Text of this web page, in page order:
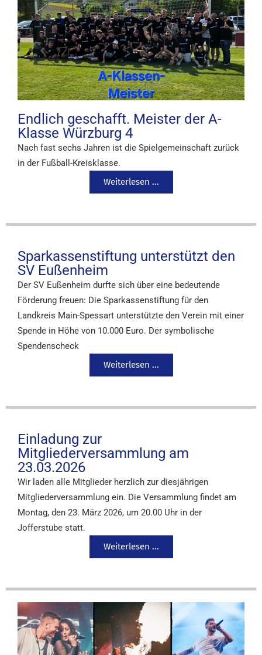
Endlich geschafft. Meister der A-
Klasse Würzburg 4
Nach fast sechs Jahren ist die Spielgemeinschaft zurück
in der Fußball-Kreisklasse.
Weiterlesen ...
Sparkassenstiftung unterstützt den
SV Eußenheim
Der SV Eußenheim durfte sich über eine bedeutende
Förderung freuen: Die Sparkassenstiftung für den
Landkreis Main-Spessart unterstützte den Verein mit einer
Spende in Höhe von 10.000 Euro. Der symbolische
Spendenscheck
Weiterlesen ...
Einladung zur
Mitgliederversammlung am
23.03.2026
Wir laden alle Mitglieder herzlich zur diesjährigen
Mitgliederversammlung ein. Die Versammlung findet am
Montag, den 23. März 2026, um 20.00 Uhr in der
Jofferstube statt.
Weiterlesen ...